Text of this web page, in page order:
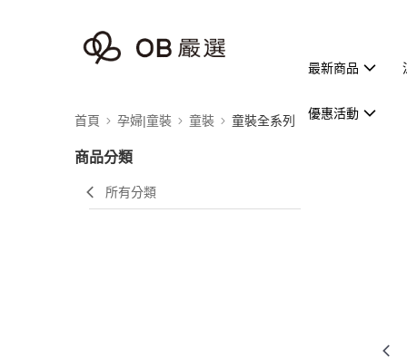
最新商品
優惠活動
首頁 孕婦|童裝 童裝 童裝全系列
商品分類
所有分類